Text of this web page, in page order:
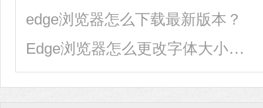
edge浏览器怎么下载最新版本？
Edge浏览器怎么更改字体大小？Edge浏览器修改字体大小方法